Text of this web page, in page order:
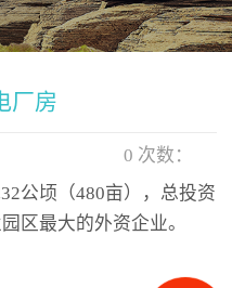
厂房
0 次数：
公顷（480亩），总投资
区最大的外资企业。